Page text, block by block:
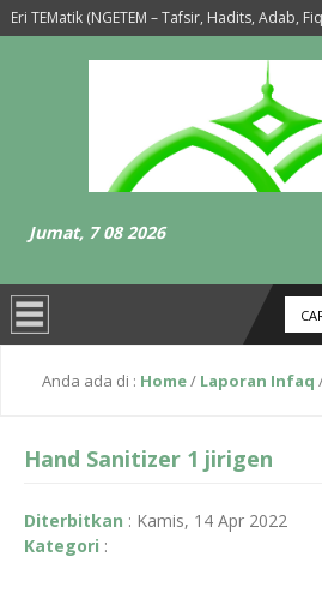
(NGETEM – Tafsir, Hadits, Adab,
Jumat, 7 08 2026
Anda ada di : Home/ Laporan Infaq
Hand Sanitizer 1 jirigen
Diterbitkan : Kamis, 14 Apr 2022
Kategori :